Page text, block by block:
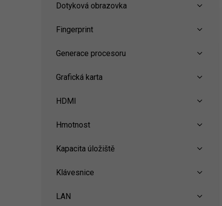
Dotyková obrazovka
Fingerprint
Generace procesoru
Grafická karta
HDMI
Hmotnost
Kapacita úložiště
Klávesnice
LAN